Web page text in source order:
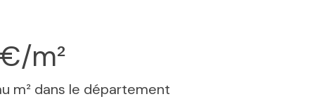
m²
m² dans le département